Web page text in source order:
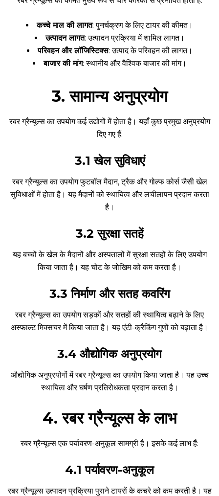
कच्चे माल की लागत: पुनर्चक्रण के लिए टायर की कीमत।
उत्पादन लागत: उत्पादन प्रक्रिया में शामिल लागत।
परिवहन और लॉजिस्टिक्स: उत्पाद के परिवहन की लागत।
बाजार की मांग: स्थानीय और वैश्विक बाजार की मांग।
3. सामान्य अनुप्रयोग
रबर ग्रैन्यूल्स का उपयोग कई उद्योगों में होता है। यहाँ कुछ प्रमुख अनुप्रयोग
दिए गए हैं:
3.1 खेल सुविधाएं
रबर ग्रैन्यूल्स का उपयोग फुटबॉल मैदान, ट्रैक और गोल्फ कोर्स जैसी खेल
सुविधाओं में होता है। यह मैदानों को स्थायित्व और लचीलापन प्रदान करता
है।
3.2 सुरक्षा सतहें
यह बच्चों के खेल के मैदानों और अस्पतालों में सुरक्षा सतहों के लिए उपयोग
किया जाता है। यह चोट के जोखिम को कम करता है।
3.3 निर्माण और सतह कवरिंग
रबर ग्रैन्यूल्स का उपयोग सड़कों और सतहों की स्थायित्व बढ़ाने के लिए
अस्फाल्ट मिक्सचर में किया जाता है। यह एंटी-क्रैकिंग गुणों को बढ़ाता है।
3.4 औद्योगिक अनुप्रयोग
औद्योगिक अनुप्रयोगों में रबर ग्रैन्यूल्स का उपयोग किया जाता है। यह उच्च
स्थायित्व और घर्षण प्रतिरोधकता प्रदान करता है।
4. रबर ग्रैन्यूल्स के लाभ
रबर ग्रैन्यूल्स एक पर्यावरण-अनुकूल सामग्री है। इसके कई लाभ हैं:
4.1 पर्यावरण-अनुकूल
रबर ग्रैन्यूल्स उत्पादन प्रक्रिया पुराने टायरों के कचरे को कम करती है। यह